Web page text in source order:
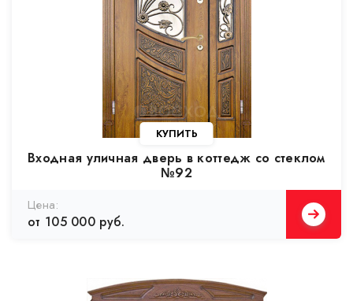
Входная уличная дверь в коттедж со стеклом
№92
от 105 000 руб.